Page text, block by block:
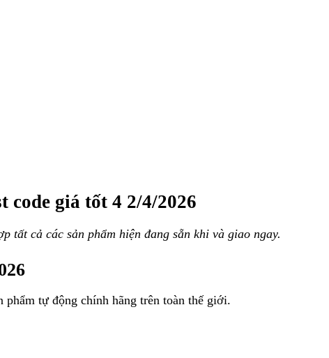
code giá tốt 4 2/4/2026
tất cả các sản phẩm hiện đang sẵn khi và giao ngay.
phẩm tự động chính hãng trên toàn thế giới.